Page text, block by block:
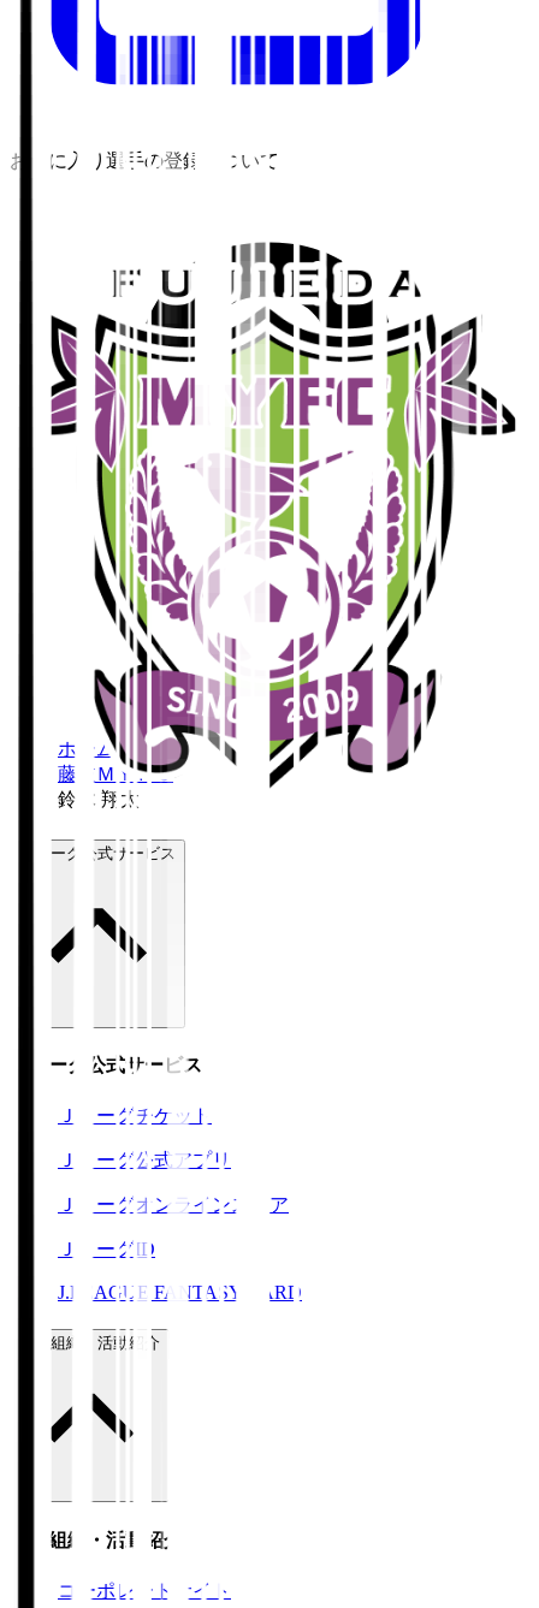
お気に入り選手の登録について
ホーム>
藤枝ＭＹＦＣ>
鈴木 翔太
Ｊリーグ公式サービス
Ｊリーグ公式サービス
Ｊリーグチケット
Ｊリーグ公式アプリ
Ｊリーグオンラインストア
ＪリーグID
J.LEAGUE FANTASY CARD
運営組織・活動紹介
運営組織・活動紹介
コーポレートサイト